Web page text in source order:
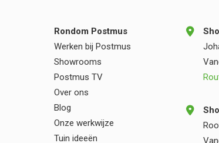
Rondom Postmus
Werken bij Postmus
Showrooms
Postmus TV
Over ons
Blog
Onze werkwijze
Tuin ideeën